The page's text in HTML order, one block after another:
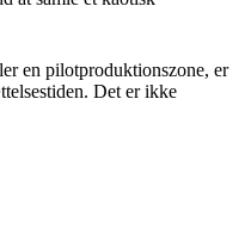
en pilotproduktionszone, er
Det er ikke